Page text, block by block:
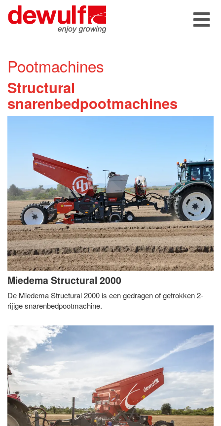
Pootmachines
Structural
snarenbedpootmachines
Miedema Structural 2000
De Miedema Structural 2000 is een gedragen of getrokken 2-
rijige snarenbedpootmachine.